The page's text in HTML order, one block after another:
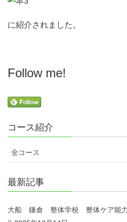
に紹介されました。
Follow me!
コース紹介
全コース
最新記事
大船 鎌倉 整体学校 整体ケア能